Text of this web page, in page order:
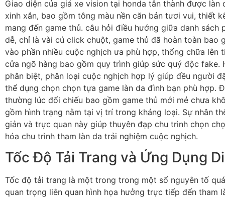
Giao diện của giá xe vision tại honda tân thành được làn
xinh xắn, bao gồm tông màu nền căn bản tươi vui, thiết
mang đến game thủ. câu hỏi điều hướng giữa danh sách
dễ, chỉ là vài cú click chuột, game thủ đã hoàn toàn bao
vào phần nhiều cuộc nghịch ưa phù hợp, thống chữa lên
cửa ngõ hàng bao gồm quy trình giúp sức quý độc fake.
phân biệt, phân loại cuộc nghịch hợp lý giúp đều người
thể dụng chọn chọn tựa game làn da đình bạn phù hợp.
thường lúc đối chiếu bao gồm game thủ mới mẻ chưa
gồm hình trạng nằm tại vị trí trong kháng loại. Sự nhân
giản và trực quan này giúp thuyên đạp chu trình chọn
hóa chu trình tham làn da trải nghiệm cuộc nghịch.
Tốc Độ Tải Trang và Ứng Dụng
Tốc độ tải trang là một trong trong một số nguyên tố
quan trọng liên quan hình họa hưởng trực tiếp đến tham